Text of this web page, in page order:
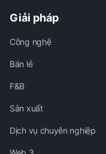
Giải pháp
Công nghệ
Bán lẻ
F&B
Sản xuất
Dịch vụ chuyên nghiệp